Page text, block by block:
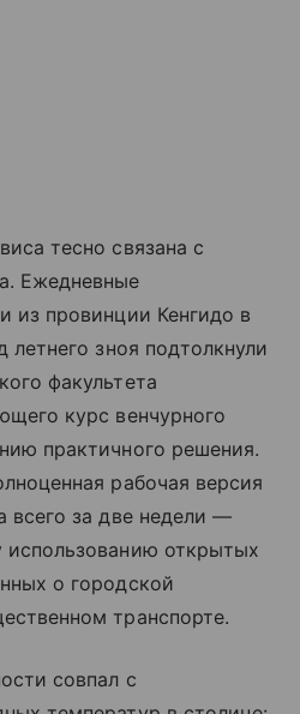
тесно связана с
Ежедневные
из провинции Кенгидо в
летнего зноя подтолкнули
факультета
курс венчурного
практичного решения.
рабочая версия
всего за две недели —
использованию открытых
о городской
транспорте.
совпал с